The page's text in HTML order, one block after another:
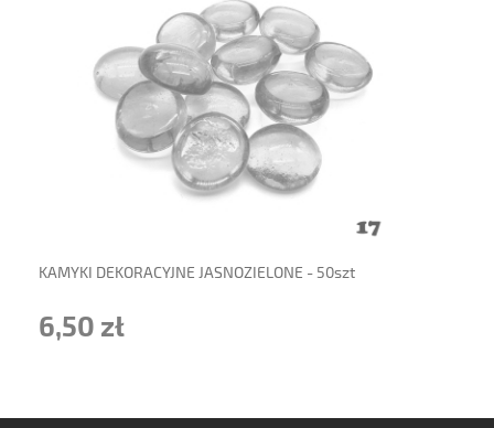
KAMYKI DEKORACYJNE JASNOZIELONE - 50szt
6,50 zł
powiadom o dostępności